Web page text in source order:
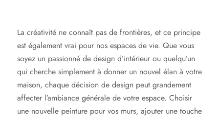
La créativité ne connaît pas de frontières, et ce principe
est également vrai pour nos espaces de vie. Que vous
soyez un passionné de design d’intérieur ou quelqu’un
qui cherche simplement à donner un nouvel élan à votre
maison, chaque décision de design peut grandement
affecter l’ambiance générale de votre espace. Choisir
une nouvelle peinture pour vos murs, ajouter une touche